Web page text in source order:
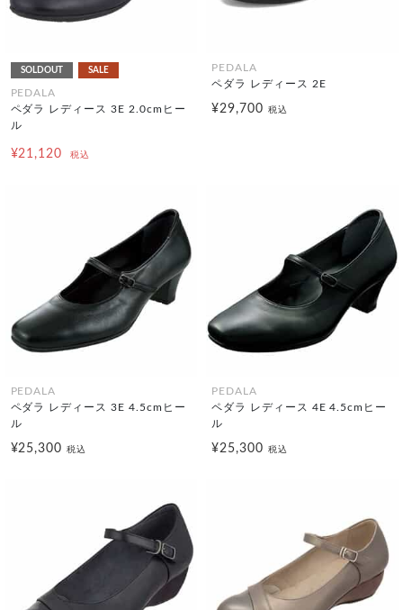
SOLDOUT SALE
PEDALA
ペダラ レディース 3E 2.0cmヒー
ル
¥21,120 税込
PEDALA
ペダラ レディース 2E
¥29,700 税込
PEDALA
ペダラ レディース 3E 4.5cmヒー
ル
¥25,300税込
PEDALA
ペダラ レディース 4E 4.5cmヒー
ル
¥25,300 税込